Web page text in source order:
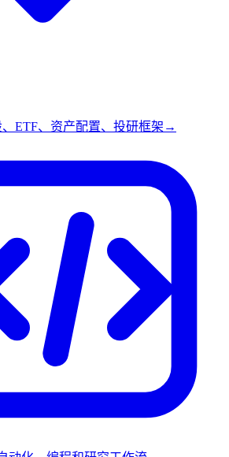
ETF、资产配置、投研框架 →